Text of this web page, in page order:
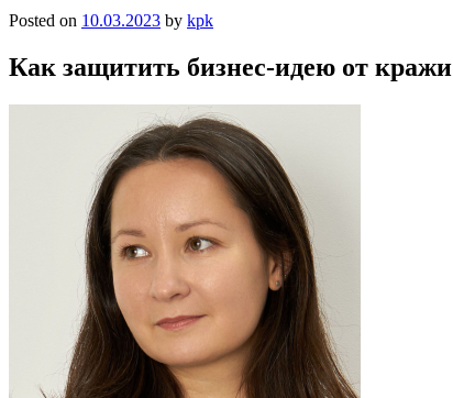
Posted on 10.03.2023 by kpk
Как защитить бизнес‑идею от кражи